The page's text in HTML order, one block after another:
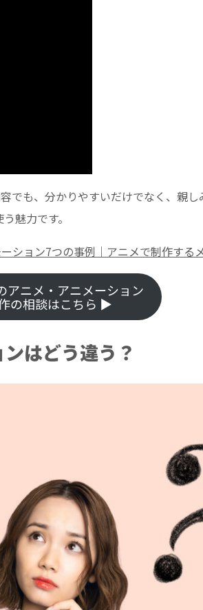
でも、分かりやすいだけでなく、親
魅力です。
ション7つの事例｜アニメで制作する
アニメ・アニメーション
の相談はこちら ▶︎
はどう違う？